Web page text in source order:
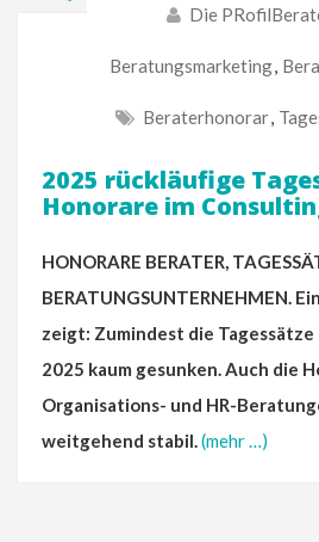
Die
Beratungsmarketing,
Beraterhonorar,
2025 rückläufige
Honorare im
HONORARE BERATER,
BERATUNGSUNTERNEHMEN.
zeigt: Zumindest die
2025 kaum gesunken. Auch die
Organisations- und HR-
weitgehend stabil.(mehr …)